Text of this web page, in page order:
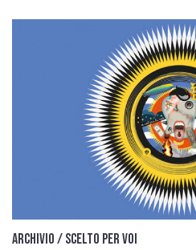
Archivio / Scelto per voi